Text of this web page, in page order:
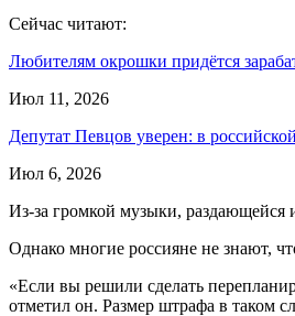
Сейчас читают:
Любителям окрошки придётся
Июл 11, 2026
Депутат Певцов уверен: в
Июл 6, 2026
Из-за громкой музыки, раздающейся
Однако многие россияне не знают,
«Если вы решили сделать
отметил он. Размер штрафа в таком